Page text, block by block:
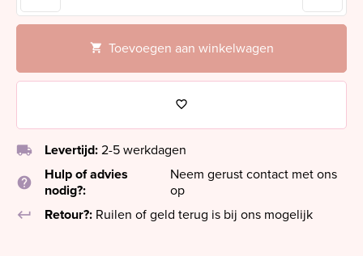
Toevoegen aan winkelwagen
local_shipping Levertijd: 2-5 werkdagen
help
Hulp of advies
nodig?:
Neem gerust contact met ons
op
keyboard_return
Retour?: Ruilen of geld terug is bij ons mogelijk